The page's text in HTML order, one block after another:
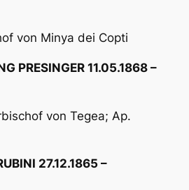
von Minya dei Copti
PRESINGER 11.05.1868 –
von Tegea; Ap.
27.12.1865 –